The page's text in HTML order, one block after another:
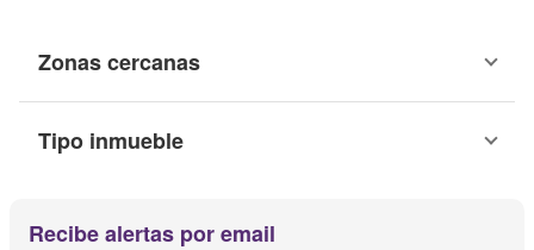
Zonas cercanas
Tipo inmueble
Recibe alertas por email